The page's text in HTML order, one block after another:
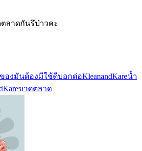
ลาดกันรึป่าวคะ
ของมันต้องมีใช้ดีบอกต่อKleanandKareน้ำ
ขาดตลาด